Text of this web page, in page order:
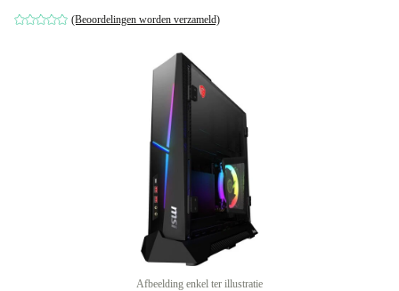
(Beoordelingen worden verzameld)
Afbeelding enkel ter illustratie